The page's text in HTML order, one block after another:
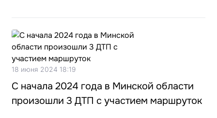
18 июня 2024 18:19
С начала 2024 года в Минской области
произошли 3 ДТП с участием маршруток